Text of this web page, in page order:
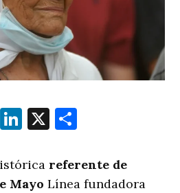
WhatsApp
LinkedIn
X
referente de
Mayo Línea fundadora